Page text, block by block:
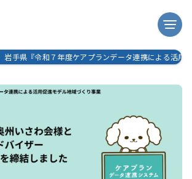
岩手県『令和７年度ケアプランデータ連携による活用